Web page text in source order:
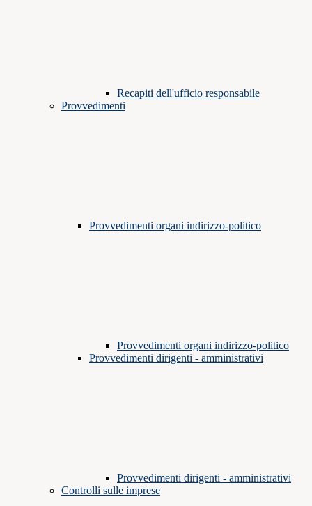
Recapiti dell'ufficio responsabile
Provvedimenti
Provvedimenti organi indirizzo-politico
Provvedimenti organi indirizzo-politico
Provvedimenti dirigenti - amministrativi
Provvedimenti dirigenti - amministrativi
Controlli sulle imprese